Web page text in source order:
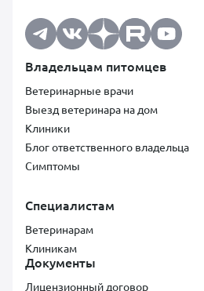
Владельцам питомцев
Ветеринарные врачи
Выезд ветеринара на дом
Клиники
Блог ответственного владельца
Симптомы
Специалистам
Ветеринарам
Клиникам
Документы
Лицензионный договор